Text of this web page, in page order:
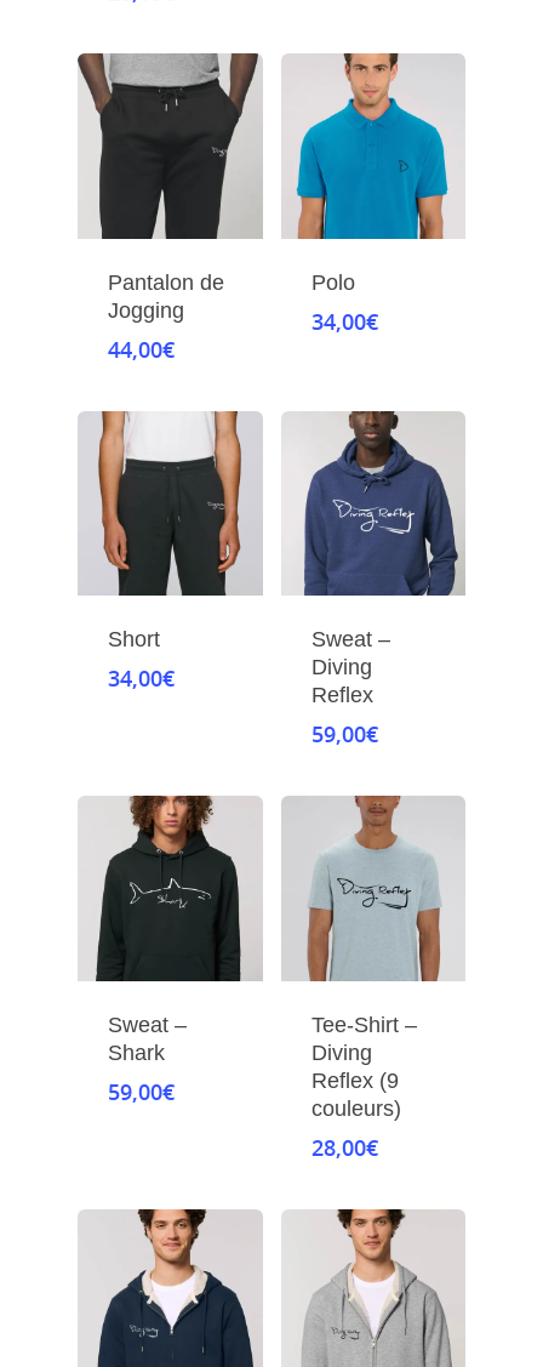
Pantalon de
Jogging
44,00€
Polo
34,00€
Short
34,00€
Sweat –
Diving
Reflex
59,00€
Sweat –
Shark
59,00€
Tee-Shirt –
Diving
Reflex (9
couleurs)
28,00€